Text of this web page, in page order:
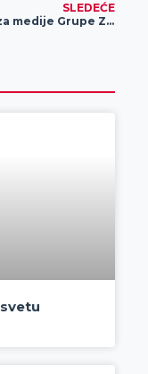
SLEDEĆE
Izjava za medije Grupe Zilio o kvalitetu vode